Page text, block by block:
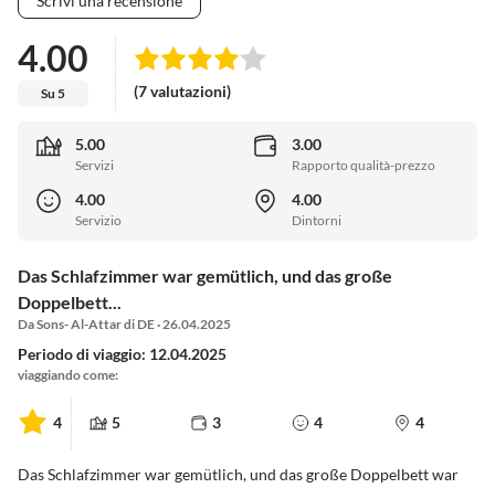
4.00
Su 5 (7 valutazioni)
5.00
Servizi
3.00
Rapporto qualità-prezzo
4.00
Servizio
4.00
Dintorni
Das Schlafzimmer war gemütlich, und das große
Doppelbett...
Da Sons- Al-Attar di DE · 26.04.2025
Periodo di viaggio: 12.04.2025
viaggiando come:
4 5 3 4 4
Das Schlafzimmer war gemütlich, und das große Doppelbett war